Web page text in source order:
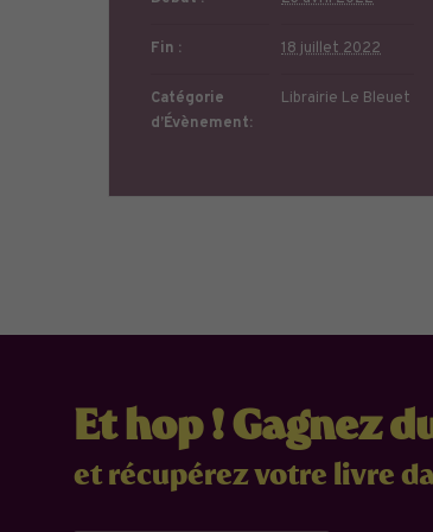
Fin : 18 juillet 2022
Catégorie
d’Évènement:
Librairie Le Bleuet
Et hop ! Gagnez
et récupérez votre livre